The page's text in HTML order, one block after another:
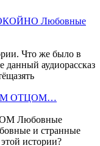
Любовные
Что же было в
данный аудиорассказ
ОТЦОМ…
Любовные
и странные
истории?